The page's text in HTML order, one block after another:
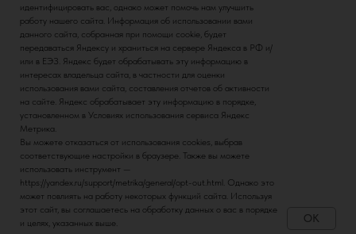
идентифицировать вас, однако может помочь нам улучшить
работу нашего сайта. Информация об использовании вами
данного сайта, собранная при помощи cookie, будет
передаваться Яндексу и храниться на сервере Яндекса в РФ и/
или в ЕЭЗ. Яндекс будет обрабатывать эту информацию в
интересах владельца сайта, в частности для оценки
использования вами сайта, составления отчетов об активности
на сайте. Яндекс обрабатывает эту информацию в порядке,
установленном в Условиях использования сервиса Яндекс
Метрика.
Вы можете отказаться от использования cookies, выбрав
соответствующие настройки в браузере. Также вы можете
использовать инструмент —
https://yandex.ru/support/metrika/general/opt-out.html. Однако это
может повлиять на работу некоторых функций сайта. Используя
этот сайт, вы соглашаетесь на обработку данных о вас в порядке
и целях, указанных выше.
OK
Контакты
Наша команда
Российские вина
Испанские вина
Немецкие вина
МИНЗДРАВ ПРЕДУПРЕЖДАЕТ: ЧРЕЗМЕРНОЕ
УПОТРЕБЛЕНИЕ АЛКОГОЛЯ ВРЕДИТ ВАШЕМУ